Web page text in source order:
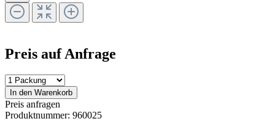
Preis auf Anfrage
In den Warenkorb
Preis anfragen
Produktnummer: 960025